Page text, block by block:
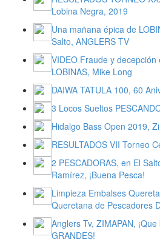
Lobina Negra, 2019
Una mañana épica de
Salto, ANGLERS TV
VIDEO Fraude y
LOBINAS, Mike Long
DAIWA TATULA 100, 60
3 Locos Sueltos
Hidalgo Bass Open 2019,
RESULTADOS VII Torneo
2 PESCADORAS, en El
Ramírez, ¡Buena Pesca!
Limpieza Embalses
Queretana de Pescadores
Anglers Tv, ZIMAPAN,
GRANDES!